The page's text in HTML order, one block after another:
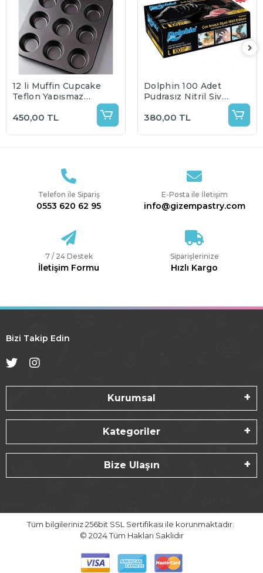
12 li Muffin Cupcake
Teflon Yapışmaz
450,00 TL
Dolphin 100 Adet
Pudrasız Nitril Siyah
380,00 TL
Telefon ile Sipariş
0553 620 62 95
E-Posta ile İletişim
info@gizempastry.com
7 / 24 Destek
İletişim Formu
Siparişlerinize
Hızlı Kargo
Bizi Takip Edin
Kurumsal
Kategoriler
Bize Ulaşın
Tüm bilgileriniz 256bit SSL Sertifikası ile korunmaktadır.
© 2024Tüm Hakları Saklıdır